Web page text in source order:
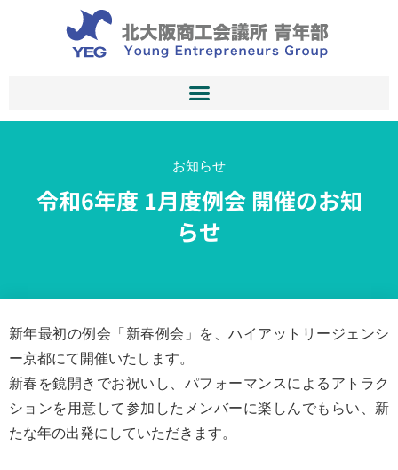
お知らせ
令和6年度 1月度例会 開催のお知
らせ
新年最初の例会「新春例会」を、ハイアットリージェンシ
ー京都にて開催いたします。
新春を鏡開きでお祝いし、パフォーマンスによるアトラク
ションを用意して参加したメンバーに楽しんでもらい、新
たな年の出発にしていただきます。